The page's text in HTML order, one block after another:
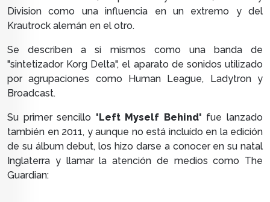
Division como una influencia en un extremo y del
Krautrock alemán en el otro.
Se describen a si mismos como una banda de
"sintetizador Korg Delta", el aparato de sonidos utilizado
por agrupaciones como Human League, Ladytron y
Broadcast.
Su primer sencillo 'Left Myself Behind' fue lanzado
también en 2011, y aunque no está incluído en la edición
de su álbum debut, los hizo darse a conocer en su natal
Inglaterra y llamar la atención de medios como The
Guardian: